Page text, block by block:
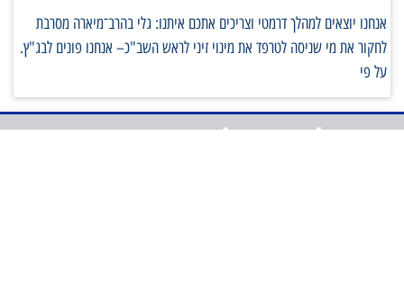
אנחנו יוצאים למהלך דרמטי וצריכים אתכם איתנו: גלי בהרב־מיארה מסרבת
לחקור את מי שניסה לטרפד את מינוי זיני לראש השב"כ– אנחנו פונים לבג"ץ.
על פי
בואו לקחת חלק בפיתוח הציונות